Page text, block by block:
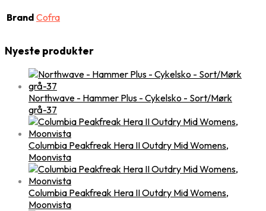
Brand Cofra
Nyeste produkter
Northwave - Hammer Plus - Cykelsko - Sort/Mørk
grå-37
Columbia Peakfreak Hera II Outdry Mid Womens,
Moonvista
Columbia Peakfreak Hera II Outdry Mid Womens,
Moonvista